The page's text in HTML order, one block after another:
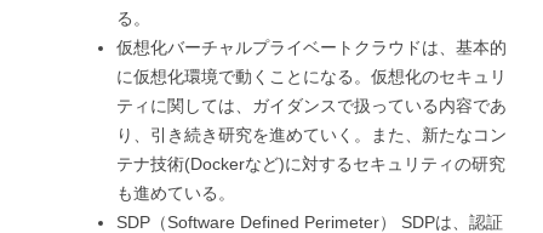
る。
仮想化バーチャルプライベートクラウドは、基本的
に仮想化環境で動くことになる。仮想化のセキュリ
ティに関しては、ガイダンスで扱っている内容であ
り、引き続き研究を進めていく。また、新たなコン
テナ技術(Dockerなど)に対するセキュリティの研究
も進めている。
SDP（Software Defined Perimeter） SDPは、認証